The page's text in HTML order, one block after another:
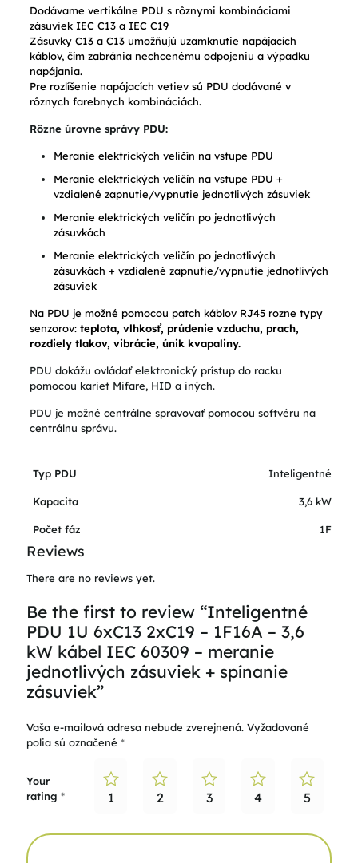
Dodávame vertikálne PDU s rôznymi kombináciami
zásuviek IEC C13 a IEC C19
Zásuvky C13 a C13 umožňujú uzamknutie napájacích
káblov, čím zabránia nechcenému odpojeniu a výpadku
napájania.
Pre rozlíšenie napájacích vetiev sú PDU dodávané v
rôznych farebnych kombináciách.
Rôzne úrovne správy PDU:
Meranie elektrických veličín na vstupe PDU
Meranie elektrických veličín na vstupe PDU +
vzdialené zapnutie/vypnutie jednotlivých zásuviek
Meranie elektrických veličín po jednotlivých
zásuvkách
Meranie elektrických veličín po jednotlivých
zásuvkách + vzdialené zapnutie/vypnutie jednotlivých
zásuviek
Na PDU je možné pomocou patch káblov RJ45 rozne typy
senzorov: teplota, vlhkosť, prúdenie vzduchu, prach,
rozdiely tlakov, vibrácie, únik kvapaliny.
PDU dokážu ovládať elektronický prístup do racku
pomocou kariet Mifare, HID a iných.
PDU je možné centrálne spravovať pomocou softvéru na
centrálnu správu.
Typ PDU Inteligentné
Kapacita 3,6 kW
Počet fáz 1F
Reviews
There are no reviews yet.
Be the first to review “Inteligentné
PDU 1U 6xC13 2xC19 – 1F16A – 3,6
kW kábel IEC 60309 – meranie
jednotlivých zásuviek + spínanie
zásuviek”
Vaša e-mailová adresa nebude zverejnená. Vyžadované
polia sú označené *
Your
rating * 1 2 3 4 5